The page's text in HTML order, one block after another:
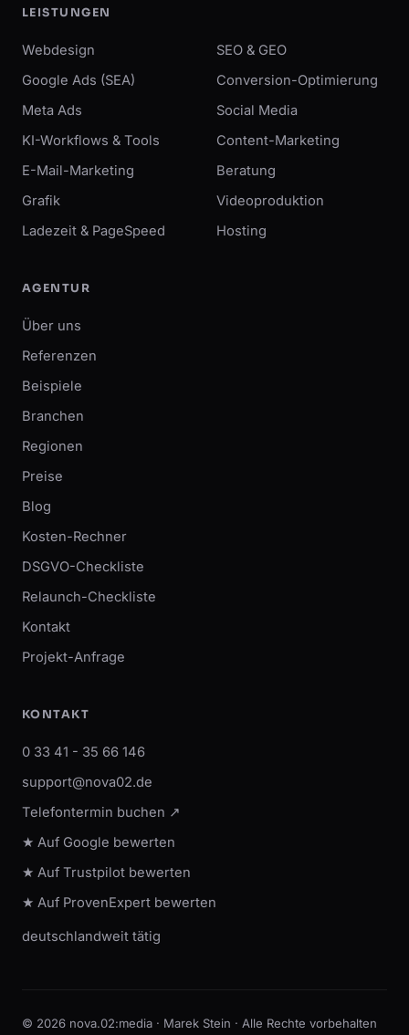
LEISTUNGEN
Webdesign
SEO & GEO
Google Ads (SEA)
Conversion-Optimierung
Meta Ads
Social Media
KI-Workflows & Tools
Content-Marketing
E-Mail-Marketing
Beratung
Grafik
Videoproduktion
Ladezeit & PageSpeed
Hosting
AGENTUR
Über uns
Referenzen
Beispiele
Branchen
Regionen
Preise
Blog
Kosten-Rechner
DSGVO-Checkliste
Relaunch-Checkliste
Kontakt
Projekt-Anfrage
KONTAKT
0 33 41 - 35 66 146
support@nova02.de
Telefontermin buchen ↗
★ Auf Google bewerten
★ Auf Trustpilot bewerten
★ Auf ProvenExpert bewerten
deutschlandweit tätig
© 2026 nova.02:media · Marek Stein · Alle Rechte vorbehalten